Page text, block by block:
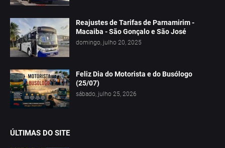
Reajustes de Tarifas de Parnamirim -
Macaiba - São Gonçalo e São José
domingo, julho 20, 2025
Feliz Dia do Motorista e do Busólogo
(25/07)
sábado, julho 25, 2026
ÚLTIMAS DO SITE